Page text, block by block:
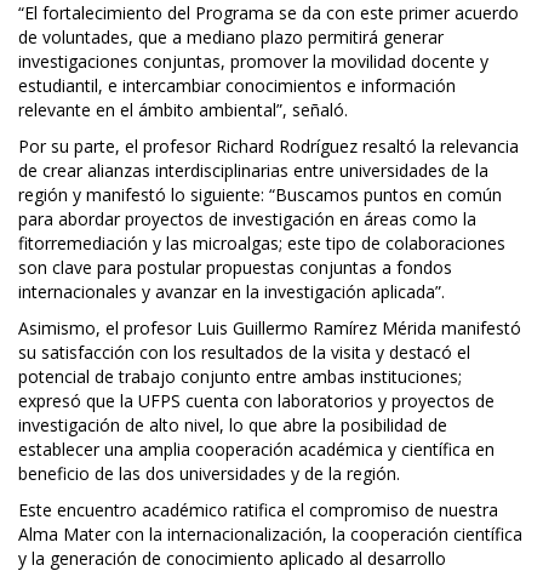
“El fortalecimiento del Programa se da con este primer acuerdo
de voluntades, que a mediano plazo permitirá generar
investigaciones conjuntas, promover la movilidad docente y
estudiantil, e intercambiar conocimientos e información
relevante en el ámbito ambiental”, señaló.
Por su parte, el profesor Richard Rodríguez resaltó la relevancia
de crear alianzas interdisciplinarias entre universidades de la
región y manifestó lo siguiente: “Buscamos puntos en común
para abordar proyectos de investigación en áreas como la
fitorremediación y las microalgas; este tipo de colaboraciones
son clave para postular propuestas conjuntas a fondos
internacionales y avanzar en la investigación aplicada”.
Asimismo, el profesor Luis Guillermo Ramírez Mérida manifestó
su satisfacción con los resultados de la visita y destacó el
potencial de trabajo conjunto entre ambas instituciones;
expresó que la UFPS cuenta con laboratorios y proyectos de
investigación de alto nivel, lo que abre la posibilidad de
establecer una amplia cooperación académica y científica en
beneficio de las dos universidades y de la región.
Este encuentro académico ratifica el compromiso de nuestra
Alma Mater con la internacionalización, la cooperación científica
y la generación de conocimiento aplicado al desarrollo